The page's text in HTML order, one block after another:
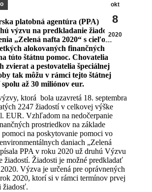
okt
8
2020
platobná agentúra (PPA)
výzvu na predkladanie žiadostí
„Zelená nafta 2020“ s cieľom
alokovaných finančných
túto štátnu pomoc. Chovatelia
zvierat a pestovatelia špeciálnej
tak môžu v rámci tejto štátnej
až 30 miliónov eur.
ktorá bola uzavretá 18. septembra
2247 žiadostí v celkovej výške
EUR. Vzhľadom na nedočerpanie
prostriedkov na základe
pomoci na poskytovanie pomoci vo
daniach „Zelená
PPA v roku 2020 už druhú Výzvu
žiadostí. Žiadosti je možné predkladať
Výzva je určená pre oprávnených
2020, ktorí si v rámci termínov prvej
žiadosť.